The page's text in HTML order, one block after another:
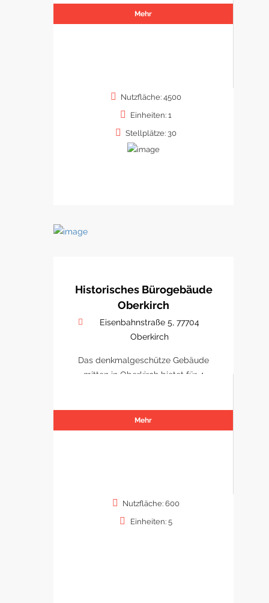
Mehr
Nutzfläche: 4500
Einheiten: 1
Stellplätze: 30
Historisches Bürogebäude
Oberkirch
Eisenbahnstraße 5, 77704
Oberkirch
Das denkmalgeschütze Gebäude
mitten in Oberkirch bietet für 4
Mehr
Nutzfläche: 600
Einheiten: 5